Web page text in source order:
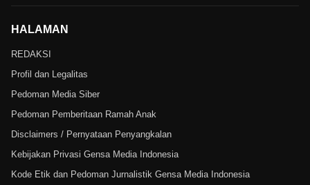
HALAMAN
REDAKSI
Profil dan Legalitas
Pedoman Media Siber
Pedoman Pemberitaan Ramah Anak
Disclaimers / Pernyataan Penyangkalan
Kebijakan Privasi Gensa Media Indonesia
Kode Etik dan Pedoman Jurnalistik Gensa Media Indonesia